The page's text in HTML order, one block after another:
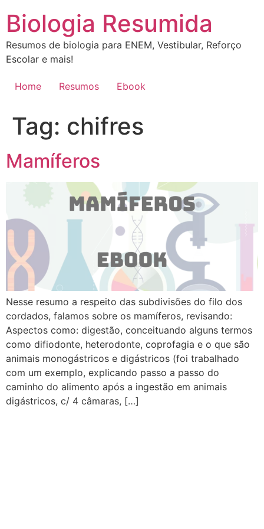
para
conteúdo
Biologia Resumida
Resumos de biologia para ENEM, Vestibular, Reforço
Escolar e mais!
Home Resumos Ebook
Tag: chifres
Mamíferos
Nesse resumo a respeito das subdivisões do filo dos
cordados, falamos sobre os mamíferos, revisando:
Aspectos como: digestão, conceituando alguns termos
como difiodonte, heterodonte, coprofagia e o que são
animais monogástricos e digástricos (foi trabalhado
com um exemplo, explicando passo a passo do
caminho do alimento após a ingestão em animais
digástricos, c/ 4 câmaras, […]